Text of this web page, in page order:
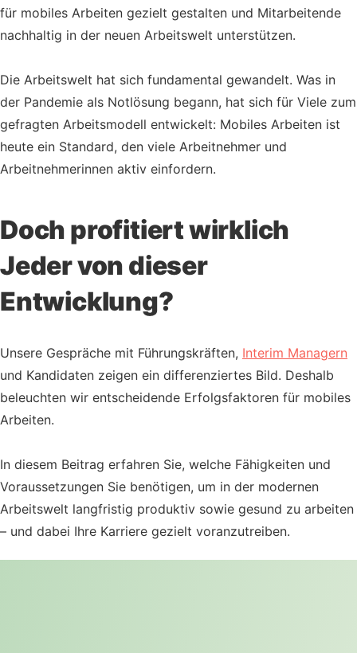
für mobiles Arbeiten gezielt gestalten und Mitarbeitende
nachhaltig in der neuen Arbeitswelt unterstützen.
Die Arbeitswelt hat sich fundamental gewandelt. Was in
der Pandemie als Notlösung begann, hat sich für Viele zum
gefragten Arbeitsmodell entwickelt: Mobiles Arbeiten ist
heute ein Standard, den viele Arbeitnehmer und
Arbeitnehmerinnen aktiv einfordern.
Doch profitiert wirklich
Jeder von dieser
Entwicklung?
Unsere Gespräche mit Führungskräften, Interim Managern
und Kandidaten zeigen ein differenziertes Bild. Deshalb
beleuchten wir entscheidende Erfolgsfaktoren für mobiles
Arbeiten.
In diesem Beitrag erfahren Sie, welche Fähigkeiten und
Voraussetzungen Sie benötigen, um in der modernen
Arbeitswelt langfristig produktiv sowie gesund zu arbeiten
– und dabei Ihre Karriere gezielt voranzutreiben.